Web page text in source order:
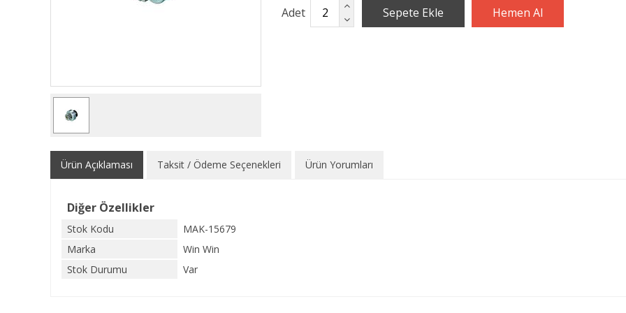
Adet
Ürün Açıklaması Taksit / Ödeme Seçenekleri Ürün Yorumları
Diğer Özellikler
Stok Kodu
MAK-15679
Marka
Win Win
Stok Durumu
Var